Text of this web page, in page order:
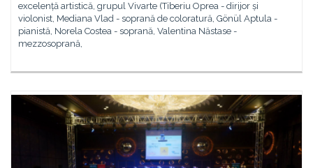
excelență artistică, grupul Vivarte (Tiberiu Oprea - dirijor și
violonist, Mediana Vlad - soprană de coloratură, Gönül Aptula -
pianistă, Norela Costea - soprană, Valentina Năstase -
mezzosoprană,